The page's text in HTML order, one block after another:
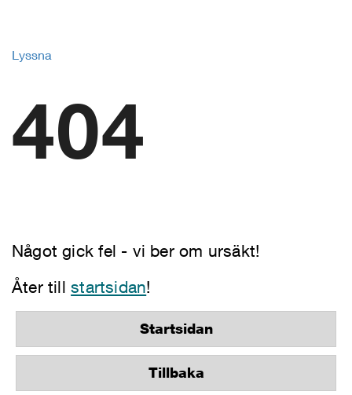
Lyssna
404
Något gick fel - vi ber om ursäkt!
Åter tillstartsidan!
Startsidan
Tillbaka